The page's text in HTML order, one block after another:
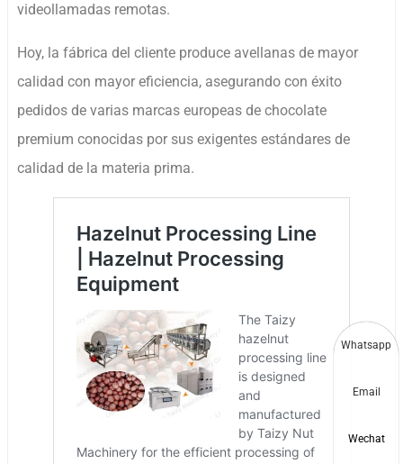
videollamadas remotas.
Hoy, la fábrica del cliente produce avellanas de mayor
calidad con mayor eficiencia, asegurando con éxito
pedidos de varias marcas europeas de chocolate
premium conocidas por sus exigentes estándares de
calidad de la materia prima.
Whatsapp
Email
Wechat